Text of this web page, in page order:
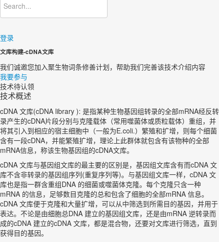
登录
文库构建-cDNA文库
我们诚邀您加入聚生物词条修善计划，帮助我们完善该技术介绍内容
我要参与
技术待认领
技术概述
cDNA 文库(cDNA library ): 是指某种生物基因组转录的全部mRNA经反转
录产生的cDNA片段分别与克隆载体（常用噬菌体或质粒载体）重组，并
将其引入到相应的宿主细胞中（一般为E.coli.）繁殖和扩增，则每个细菌
含有一段cDNA，并能繁殖扩增，理论上此群体就包含有该物种的全部
mRNA信息，称该生物基因组的cDNA文库。
cDNA 文库与基因组文库的最主要的区别是，基因组文库含有而cDNA 文
库不含非转录的基因组序列(重复序列等)。与基因组文库一样，cDNA 文
库也是指一群含重组DNA 的细菌或噬菌体克隆。每个克隆只含一种
mRNA 的信息，足够数目克隆的总和包含了细胞的全部mRNA 信息。
cDNA 文库便于克隆和大量扩增，可以从中筛选到所需目的基因，并用于
表达。不论是由细胞总DNA 建立的基因组文库，还是由mRNA 逆转录而
成的cDNA 建立的cDNA 文库，都是混合物，还要对文库进行筛选，直到
获得目的基因。